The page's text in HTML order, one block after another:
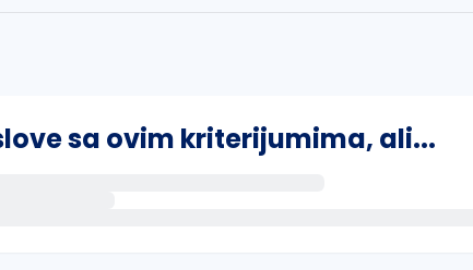
sa ovim kriterijumima, ali...